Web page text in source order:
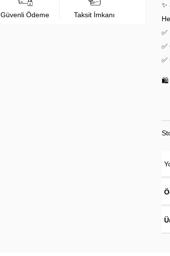
Güvenli Ödeme Taksit İmkanı
✨
✅
✅
✅
🛍️